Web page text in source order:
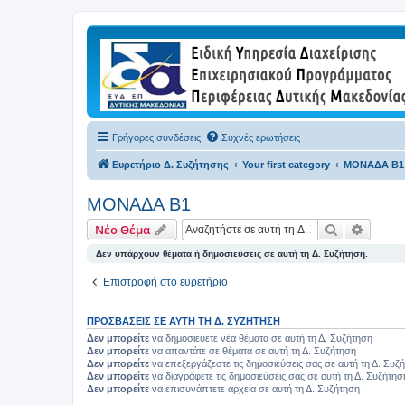
Γρήγορες συνδέσεις Συχνές ερωτήσεις
Ευρετήριο Δ. Συζήτησης Your first category ΜΟΝΑΔΑ Β1
ΜΟΝΑΔΑ Β1
Νέο Θέμα Αναζήτηση
Δεν υπάρχουν θέματα ή δημοσιεύσεις σε αυτή τη Δ. Συζήτηση.
Επιστροφή στο ευρετήριο
ΠΡΟΣΒΆΣΕΙΣ ΣΕ ΑΥΤΉ ΤΗ Δ. ΣΥΖΉΤΗΣΗ
Δεν μπορείτε να δημοσιεύετε νέα θέματα σε αυτή τη Δ. Συζήτηση
Δεν μπορείτε να απαντάτε σε θέματα σε αυτή τη Δ. Συζήτηση
Δεν μπορείτε να επεξεργάζεστε τις δημοσιεύσεις σας σε αυτή τη Δ.
Δεν μπορείτε να διαγράφετε τις δημοσιεύσεις σας σε αυτή τη Δ.
Δεν μπορείτε να επισυνάπτετε αρχεία σε αυτή τη Δ. Συζήτηση